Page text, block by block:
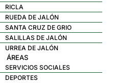
RICLA
RUEDA DE JALÓN
SANTA CRUZ DE GRIO
SALILLAS DE JALÓN
URREA DE JALÓN
ÁREAS
SERVICIOS SOCIALES
DEPORTES